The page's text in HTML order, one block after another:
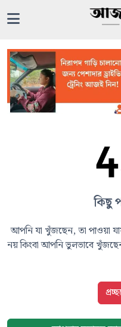
কিছু
আপনি যা খুঁজছেন, তা পাওয়া
নয় কিংবা আপনি ভুলভাবে